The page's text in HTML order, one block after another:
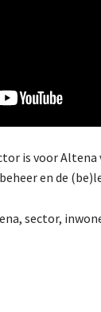
is voor
en de
sector,